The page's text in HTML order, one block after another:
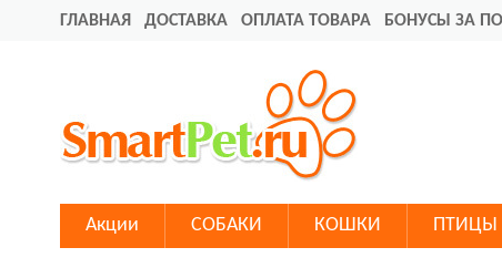
ГЛАВНАЯ ДОСТАВКА ОПЛАТА ТОВАРА БОНУСЫ ЗА
Акции СОБАКИ КОШКИ ПТИЦЫ